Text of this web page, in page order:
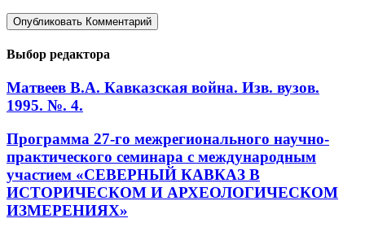
Выбор редактора
Матвеев В.А. Кавказская война. Изв. вузов.
1995. №. 4.
Программа 27-го межрегионального научно-
практического семинара с международным
участием «СЕВЕРНЫЙ КАВКАЗ В
ИСТОРИЧЕСКОМ И АРХЕОЛОГИЧЕСКОМ
ИЗМЕРЕНИЯХ»